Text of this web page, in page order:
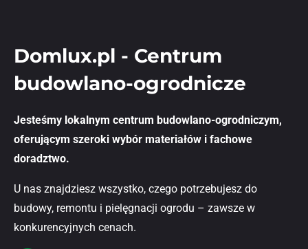
Domlux.pl - Centrum
budowlano-ogrodnicze
Jesteśmy lokalnym centrum budowlano-ogrodniczym,
oferującym szeroki wybór materiałów i fachowe
doradztwo.
U nas znajdziesz wszystko, czego potrzebujesz do
budowy, remontu i pielęgnacji ogrodu – zawsze w
konkurencyjnych cenach.